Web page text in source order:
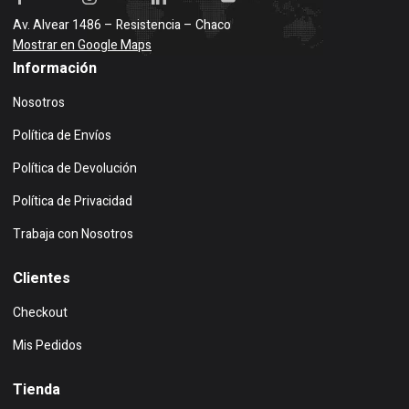
Av. Alvear 1486 – Resistencia – Chaco
Mostrar en Google Maps
Información
Nosotros
Política de Envíos
Política de Devolución
Política de Privacidad
Trabaja con Nosotros
Clientes
Checkout
Mis Pedidos
Tienda